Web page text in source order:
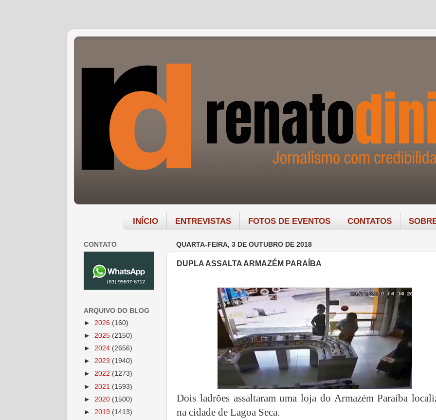
INÍCIO ENTREVISTAS FOTOS DE EVENTOS CONTATOS
QUARTA-FEIRA, 3 DE OUTUBRO DE 2018
DUPLA ASSALTA ARMAZÉM PARAÍBA
Dois ladrões assaltaram uma loja do Armazém Paraíba
na cidade de Lagoa Seca.
CONTATO
ARQUIVO DO BLOG
► 2026 (160)
► 2025 (2150)
► 2024 (2656)
► 2023 (1940)
► 2022 (1273)
► 2021 (1593)
► 2020 (1500)
► 2019 (1413)